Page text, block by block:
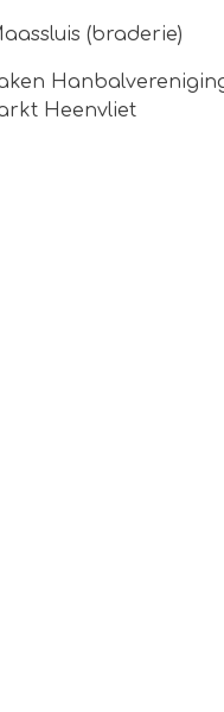
(braderie)
Heenvliet